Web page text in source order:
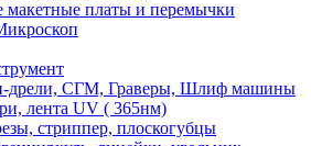
макетные платы и перемычки
дрели, СГМ, Граверы, Шлиф машины
лента UV ( 365нм)
cтриппер, плоскогубцы